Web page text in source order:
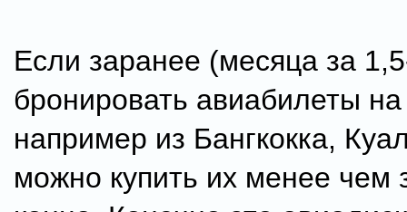
Если заранее (месяца за
бронировать авиабилеты
например из Бангкокка,
можно купить их менее чем